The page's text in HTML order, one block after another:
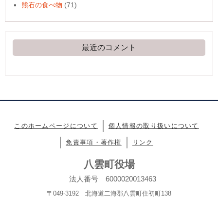
熊石の食べ物 (71)
最近のコメント
このホームページについて 個人情報の取り扱いについて
免責事項・著作権 リンク
八雲町役場
法人番号 6000020013463
〒049-3192 北海道二海郡八雲町住初町138